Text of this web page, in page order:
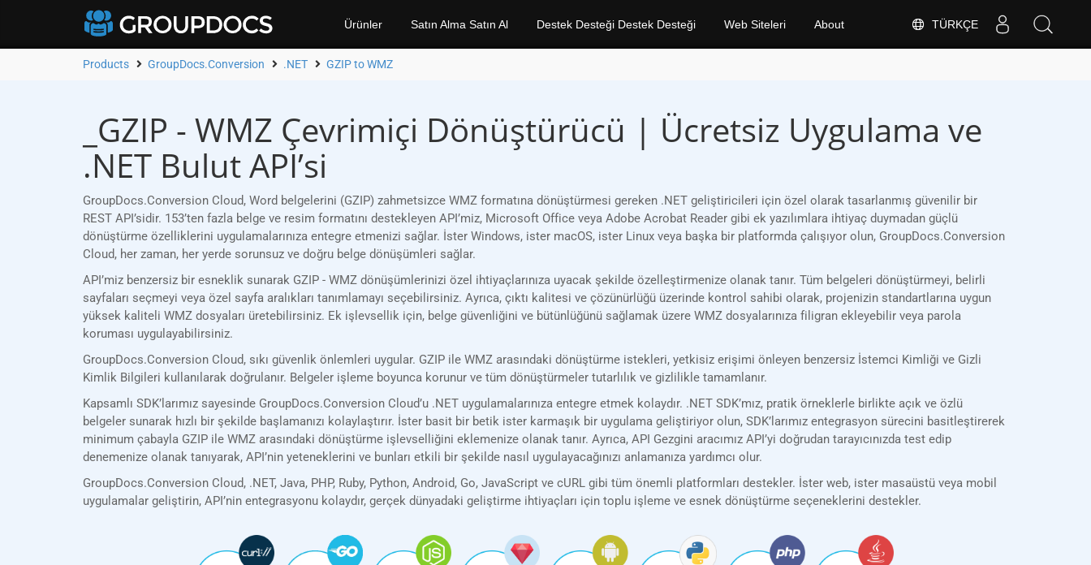
TÜRKÇE
Ürünler Satın Alma Satın Al Destek Desteği Destek Desteği Web Siteleri About
Products GroupDocs.Conversion .NET GZIP to WMZ
_GZIP - WMZ Çevrimiçi Dönüştürücü | Ücretsiz Uygulama ve
.NET Bulut API’si
GroupDocs.Conversion Cloud, Word belgelerini (GZIP) zahmetsizce WMZ formatına dönüştürmesi gereken .NET geliştiricileri için özel olarak tasarlanmış güvenilir bir
REST API’sidir. 153’ten fazla belge ve resim formatını destekleyen API’miz, Microsoft Office veya Adobe Acrobat Reader gibi ek yazılımlara ihtiyaç duymadan güçlü
dönüştürme özelliklerini uygulamalarınıza entegre etmenizi sağlar. İster Windows, ister macOS, ister Linux veya başka bir platformda çalışıyor olun, GroupDocs.Conversion
Cloud, her zaman, her yerde sorunsuz ve doğru belge dönüşümleri sağlar.
API’miz benzersiz bir esneklik sunarak GZIP - WMZ dönüşümlerinizi özel ihtiyaçlarınıza uyacak şekilde özelleştirmenize olanak tanır. Tüm belgeleri dönüştürmeyi, belirli
sayfaları seçmeyi veya özel sayfa aralıkları tanımlamayı seçebilirsiniz. Ayrıca, çıktı kalitesi ve çözünürlüğü üzerinde kontrol sahibi olarak, projenizin standartlarına uygun
yüksek kaliteli WMZ dosyaları üretebilirsiniz. Ek işlevsellik için, belge güvenliğini ve bütünlüğünü sağlamak üzere WMZ dosyalarınıza filigran ekleyebilir veya parola
koruması uygulayabilirsiniz.
GroupDocs.Conversion Cloud, sıkı güvenlik önlemleri uygular. GZIP ile WMZ arasındaki dönüştürme istekleri, yetkisiz erişimi önleyen benzersiz İstemci Kimliği ve Gizli
Kimlik Bilgileri kullanılarak doğrulanır. Belgeler işleme boyunca korunur ve tüm dönüştürmeler tutarlılık ve gizlilikle tamamlanır.
Kapsamlı SDK’larımız sayesinde GroupDocs.Conversion Cloud’u .NET uygulamalarınıza entegre etmek kolaydır. .NET SDK’mız, pratik örneklerle birlikte açık ve özlü
belgeler sunarak hızlı bir şekilde başlamanızı kolaylaştırır. İster basit bir betik ister karmaşık bir uygulama geliştiriyor olun, SDK’larımız entegrasyon sürecini basitleştirerek
minimum çabayla GZIP ile WMZ arasındaki dönüştürme işlevselliğini eklemenize olanak tanır. Ayrıca, API Gezgini aracımız API’yi doğrudan tarayıcınızda test edip
denemenize olanak tanıyarak, API’nin yeteneklerini ve bunları etkili bir şekilde nasıl uygulayacağınızı anlamanıza yardımcı olur.
GroupDocs.Conversion Cloud, .NET, Java, PHP, Ruby, Python, Android, Go, JavaScript ve cURL gibi tüm önemli platformları destekler. İster web, ister masaüstü veya mobil
uygulamalar geliştirin, API’nin entegrasyonu kolaydır, gerçek dünyadaki geliştirme ihtiyaçları için toplu işleme ve esnek dönüştürme seçeneklerini destekler.